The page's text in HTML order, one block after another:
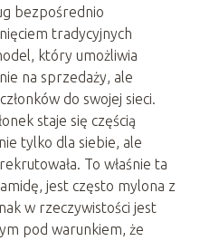
bezpośrednio
tradycyjnych
który umożliwia
na sprzedaży, ale
do swojej sieci.
staje się częścią
tylko dla siebie, ale
To właśnie ta
jest często mylona z
w rzeczywistości jest
pod warunkiem, że